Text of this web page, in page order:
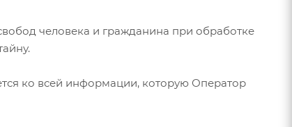
человека и гражданина при обработке
ко всей информации, которую Оператор